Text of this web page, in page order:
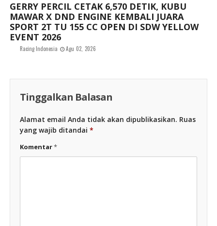
GERRY PERCIL CETAK 6,570 DETIK, KUBU
MAWAR X DND ENGINE KEMBALI JUARA
SPORT 2T TU 155 CC OPEN DI SDW YELLOW
EVENT 2026
Racing Indonesia Agu 02, 2026
Tinggalkan Balasan
Alamat email Anda tidak akan dipublikasikan. Ruas
yang wajib ditandai *
Komentar*